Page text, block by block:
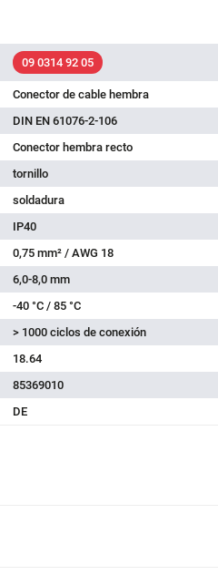
09 0314 92 05
Conector de cable hembra
DIN EN 61076-2-106
Conector hembra recto
tornillo
soldadura
IP40
0,75 mm² / AWG 18
6,0-8,0 mm
-40 °C / 85 °C
> 1000 ciclos de conexión
18.64
85369010
DE